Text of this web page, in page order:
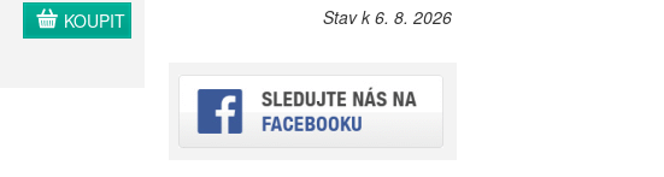
KOUPIT
Stav k 6. 8. 2026